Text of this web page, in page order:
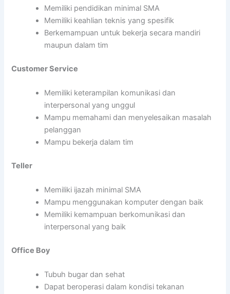
Memiliki pendidikan minimal SMA
Memiliki keahlian teknis yang spesifik
Berkemampuan untuk bekerja secara mandiri
maupun dalam tim
Customer Service
Memiliki keterampilan komunikasi dan
interpersonal yang unggul
Mampu memahami dan menyelesaikan masalah
pelanggan
Mampu bekerja dalam tim
Teller
Memiliki ijazah minimal SMA
Mampu menggunakan komputer dengan baik
Memiliki kemampuan berkomunikasi dan
interpersonal yang baik
Office Boy
Tubuh bugar dan sehat
Dapat beroperasi dalam kondisi tekanan